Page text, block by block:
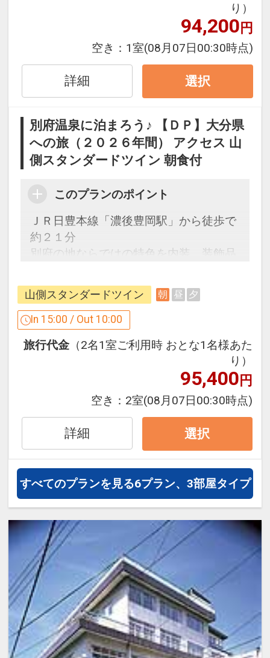
設定期間：2026年4月1日～2027年3月
31日
インターネットコース番号：DP-1-
17314662
り）
94,200円
空き： 1室(08月07日00:30時点)
詳細 選択
別府温泉に泊まろう♪ 【ＤＰ】大分県
への旅（２０２６年間） アクセス 山
側スタンダードツイン 朝食付
このプランのポイント
ＪＲ日豊本線「濃後豊岡駅」から徒歩で
約２１分
別府の地ならではの特色を内装、装飾品
客様の滞在を豊かなものとします。
駐車場について
●駐車場料金無料！
設定期間：2026年4月1日～2027年3月
31日
インターネットコース番号：DP-1-
17314663
山側スタンダードツイン 朝 昼 夕
In 15:00 / Out 10:00
旅行代金 （2名1室ご利用時 おとな1名様あた
り）
95,400円
空き： 2室(08月07日00:30時点)
詳細 選択
すべてのプランを見る6プラン、3部屋タイプ